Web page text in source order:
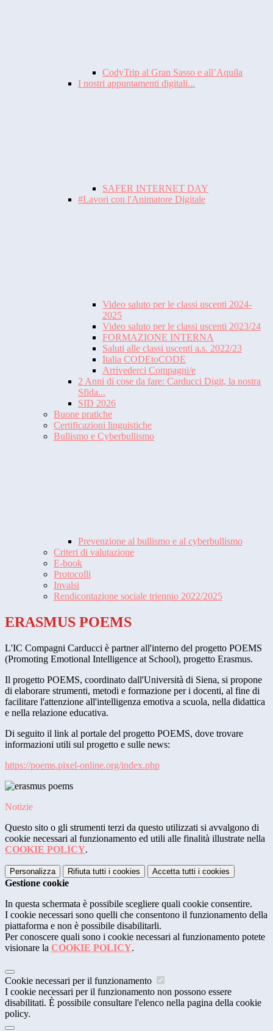
CodyTrip al Gran Sasso e all’Aquila
I nostri appuntamenti digitali...
SAFER INTERNET DAY
#Lavori con l'Animatore Digitale
Video saluto per le classi uscenti 2024-
2025
Video saluto per le classi uscenti 2023/24
FORMAZIONE INTERNA
Saluti alle classi uscenti a.s. 2022/23
Italia CODEtoCODE
Arrivederci Compagni/e
2 Anni di cose da fare: Carducci Digit, la nostra
Sfida...
SID 2026
Buone pratiche
Certificazioni linguistiche
Bullismo e Cyberbullismo
Prevenzione al bullismo e al cyberbullismo
Criteri di valutazione
E-book
Protocolli
Invalsi
Rendicontazione sociale triennio 2022/2025
ERASMUS POEMS
L'IC Compagni Carducci è partner all'interno del progetto POEMS
(Promoting Emotional Intelligence at School), progetto Erasmus.
Il progetto POEMS, coordinato dall'Università di Siena, si propone
di elaborare strumenti, metodi e formazione per i docenti, al fine di
facilitare l'attenzione all'intelligenza emotiva a scuola, nella didattica
e nella relazione educativa.
Di seguito il link al portale del progetto POEMS, dove trovare
informazioni utili sul progetto e sulle news:
https://poems.pixel-online.org/index.php
Notizie
Questo sito o gli strumenti terzi da questo utilizzati si avvalgono di
cookie necessari al funzionamento ed utili alle finalità illustrate nella
COOKIE POLICY.
Personalizza Rifiuta tutti i cookies Accetta tutti i cookies
Gestione cookie
In questa schermata è possibile scegliere quali cookie consentire.
I cookie necessari sono quelli che consentono il funzionamento della
piattaforma e non è possibile disabilitarli.
Per conoscere quali sono i cookie necessari al funzionamento potete
visionare la COOKIE POLICY.
Cookie necessari per il funzionamento
I cookie necessari per il funzionamento non possono essere
disabilitati. È possibile consultare l'elenco nella pagina della cookie
policy.